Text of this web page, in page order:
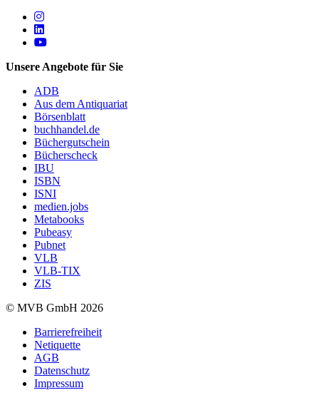
Follow us on https://www.instagram.com/lifeatmvb/
Follow us on https://www.linkedin.com/company/mvbbooks
Follow us on https://www.youtube.com/@mvbbooks
Unsere Angebote für Sie
ADB
Aus dem Antiquariat
Börsenblatt
buchhandel.de
Büchergutschein
Bücherscheck
IBU
ISBN
ISNI
medien.jobs
Metabooks
Pubeasy
Pubnet
VLB
VLB-TIX
ZIS
© MVB GmbH 2026
Barrierefreiheit
Netiquette
AGB
Datenschutz
Impressum